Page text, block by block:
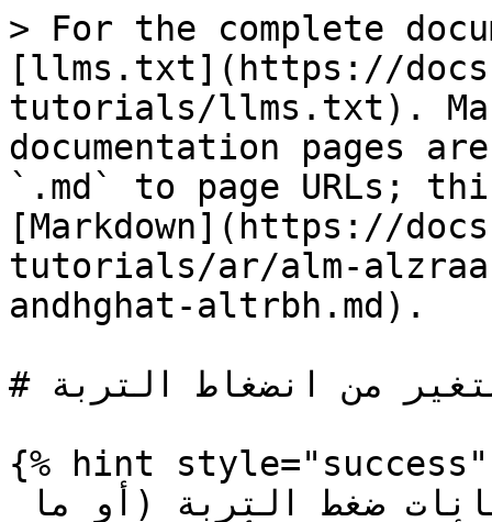
> For the complete
[llms.txt](https://
tutorials/llms.txt).
documentation pages
`.md` to page URLs;
[Markdown](https://
tutorials/ar/alm-
andhghat-altrbh.md).
# الحراثة بمعدل متغير من انضغاط التربة
{% hint style="success"